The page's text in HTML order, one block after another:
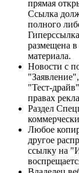
прямая
Ссылка
полного
размещена в
материала.
Новости с
"Тест-
правах
Раздел
Любое
другое
ссылку на